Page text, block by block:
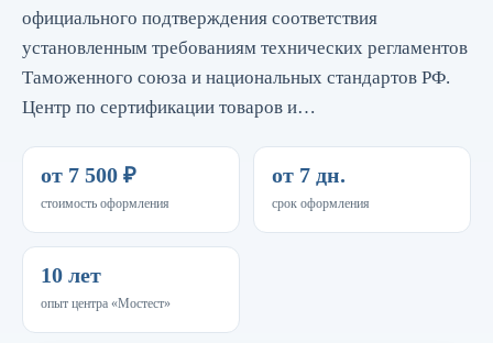
официального подтверждения соответствия
установленным требованиям технических регламентов
Таможенного союза и национальных стандартов РФ.
Центр по сертификации товаров и…
от 7 500 ₽
стоимость оформления
от 7 дн.
срок оформления
10 лет
опыт центра «Мостест»